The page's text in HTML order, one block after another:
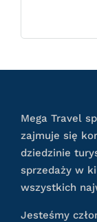
Mega Travel
zajmuje się
dziedzinie
sprzedaży w
wszystkich
Jesteśmy